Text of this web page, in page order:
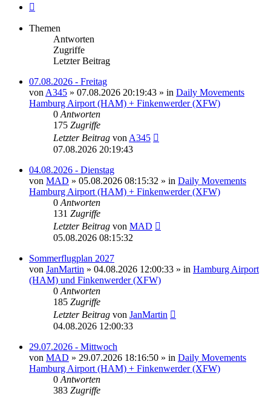
Themen
Antworten
Zugriffe
Letzter Beitrag
07.08.2026 - Freitag
von A345 » 07.08.2026 20:19:43 » in Daily Movements
Hamburg Airport (HAM) + Finkenwerder (XFW)
0 Antworten
175 Zugriffe
Letzter Beitrag von A345
07.08.2026 20:19:43
04.08.2026 - Dienstag
von MAD » 05.08.2026 08:15:32 » in Daily Movements
Hamburg Airport (HAM) + Finkenwerder (XFW)
0 Antworten
131 Zugriffe
Letzter Beitrag von MAD
05.08.2026 08:15:32
Sommerflugplan 2027
von JanMartin » 04.08.2026 12:00:33 » in Hamburg Airport
(HAM) und Finkenwerder (XFW)
0 Antworten
185 Zugriffe
Letzter Beitrag von JanMartin
04.08.2026 12:00:33
29.07.2026 - Mittwoch
von MAD » 29.07.2026 18:16:50 » in Daily Movements
Hamburg Airport (HAM) + Finkenwerder (XFW)
0 Antworten
383 Zugriffe